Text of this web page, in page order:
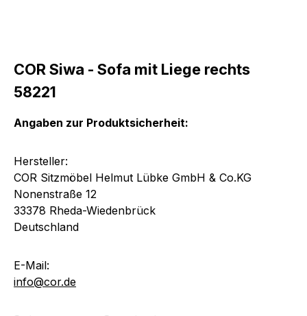
COR Siwa - Sofa mit Liege rechts
58221
Angaben zur Produktsicherheit:
Hersteller:
COR Sitzmöbel Helmut Lübke GmbH & Co.KG
Nonenstraße 12
33378 Rheda-Wiedenbrück
Deutschland
E-Mail:
info@cor.de